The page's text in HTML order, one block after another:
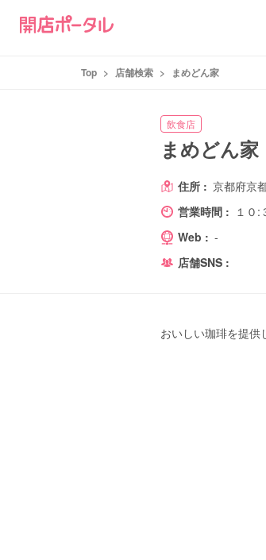
Top > 店舗検索 > まめどん家
飲食店
まめどん家
住所 : 京都府京
営業時間 : １０:
Web : -
店舗SNS :
おいしい珈琲を提供